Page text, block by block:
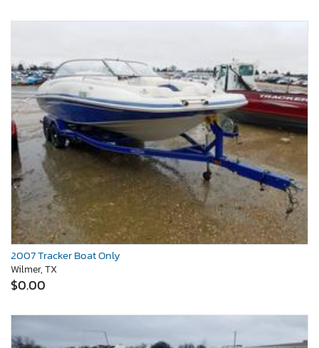
2007 Tracker Boat Only
Wilmer, TX
$0.00